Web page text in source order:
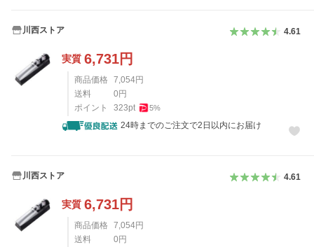
川西ストア 4.61
実質 6,731円
商品価格 7,054円
送料
0 円
ポイント
323pt 5%
24時までのご注文で2日以内にお届け
川西ストア 4.61
実質 6,731円
商品価格 7,054円
送料
0 円